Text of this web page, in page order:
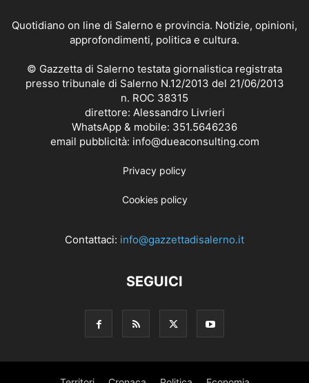
Quotidiano on line di Salerno e provincia. Notizie, opinioni,
approfondimenti, politica e cultura.
© Gazzetta di Salerno testata giornalistica registrata
presso tribunale di Salerno N.12/2013 del 21/06/2013
n. ROC 38315
direttore: Alessandro Livrieri
WhatsApp & mobile: 351.5646236
email pubblicità: info@dueaconsulting.com
Privacy policy
Cookies policy
Contattaci: info@gazzettadisalerno.it
SEGUICI